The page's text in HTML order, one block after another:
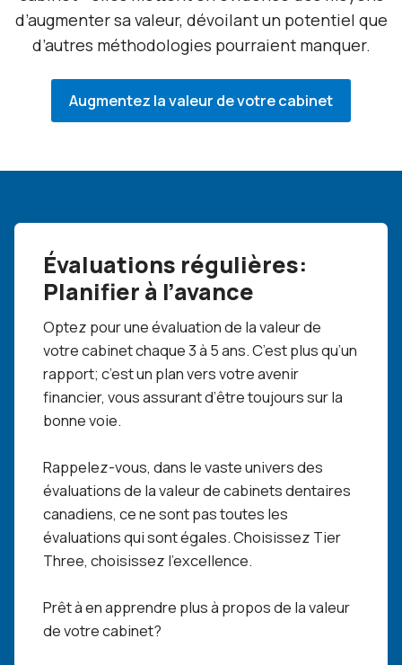
d’augmenter sa valeur, dévoilant un potentiel que
d’autres méthodologies pourraient manquer.
Augmentez la valeur de votre cabinet
Évaluations régulières:
Planifier à l’avance
Optez pour une évaluation de la valeur de
votre cabinet chaque 3 à 5 ans. C’est plus qu’un
rapport; c’est un plan vers votre avenir
financier, vous assurant d’être toujours sur la
bonne voie.
Rappelez-vous, dans le vaste univers des
évaluations de la valeur de cabinets dentaires
canadiens, ce ne sont pas toutes les
évaluations qui sont égales. Choisissez Tier
Three, choisissez l’excellence.
Prêt à en apprendre plus à propos de la valeur
de votre cabinet?